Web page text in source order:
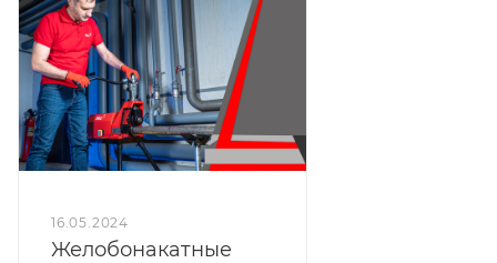
16.05.2024
Желобонакатные